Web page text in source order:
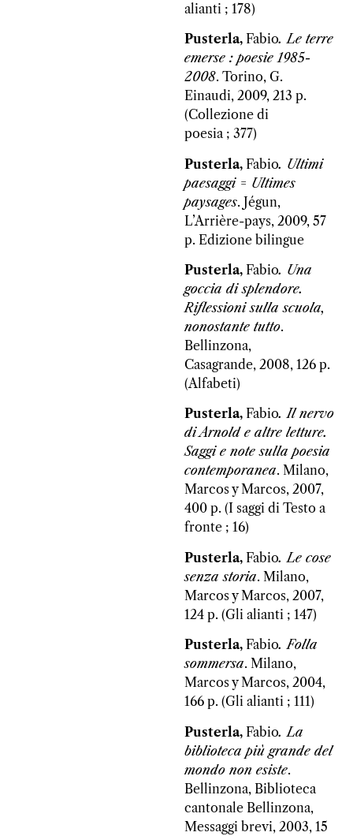
alianti ; 178)
Pusterla, Fabio. Le terre
emerse : poesie 1985-
2008. Torino, G.
Einaudi, 2009, 213 p.
(Collezione di
poesia ; 377)
Pusterla, Fabio. Ultimi
paesaggi = Ultimes
paysages. Jégun,
L’Arrière-pays, 2009, 57
p. Edizione bilingue
Pusterla, Fabio. Una
goccia di splendore.
Riflessioni sulla scuola,
nonostante tutto.
Bellinzona,
Casagrande, 2008, 126 p.
(Alfabeti)
Pusterla, Fabio. Il nervo
di Arnold e altre letture.
Saggi e note sulla poesia
contemporanea. Milano,
Marcos y Marcos, 2007,
400 p. (I saggi di Testo a
fronte ; 16)
Pusterla, Fabio. Le cose
senza storia. Milano,
Marcos y Marcos, 2007,
124 p. (Gli alianti ; 147)
Pusterla, Fabio. Folla
sommersa. Milano,
Marcos y Marcos, 2004,
166 p. (Gli alianti ; 111)
Pusterla, Fabio. La
biblioteca più grande del
mondo non esiste.
Bellinzona, Biblioteca
cantonale Bellinzona,
Messaggi brevi, 2003, 15